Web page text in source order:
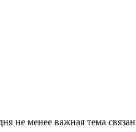
не менее важная тема